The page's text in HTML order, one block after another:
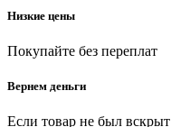
Низкие цены
Покупайте без переплат
Вернем деньги
Если товар не был вскрыт